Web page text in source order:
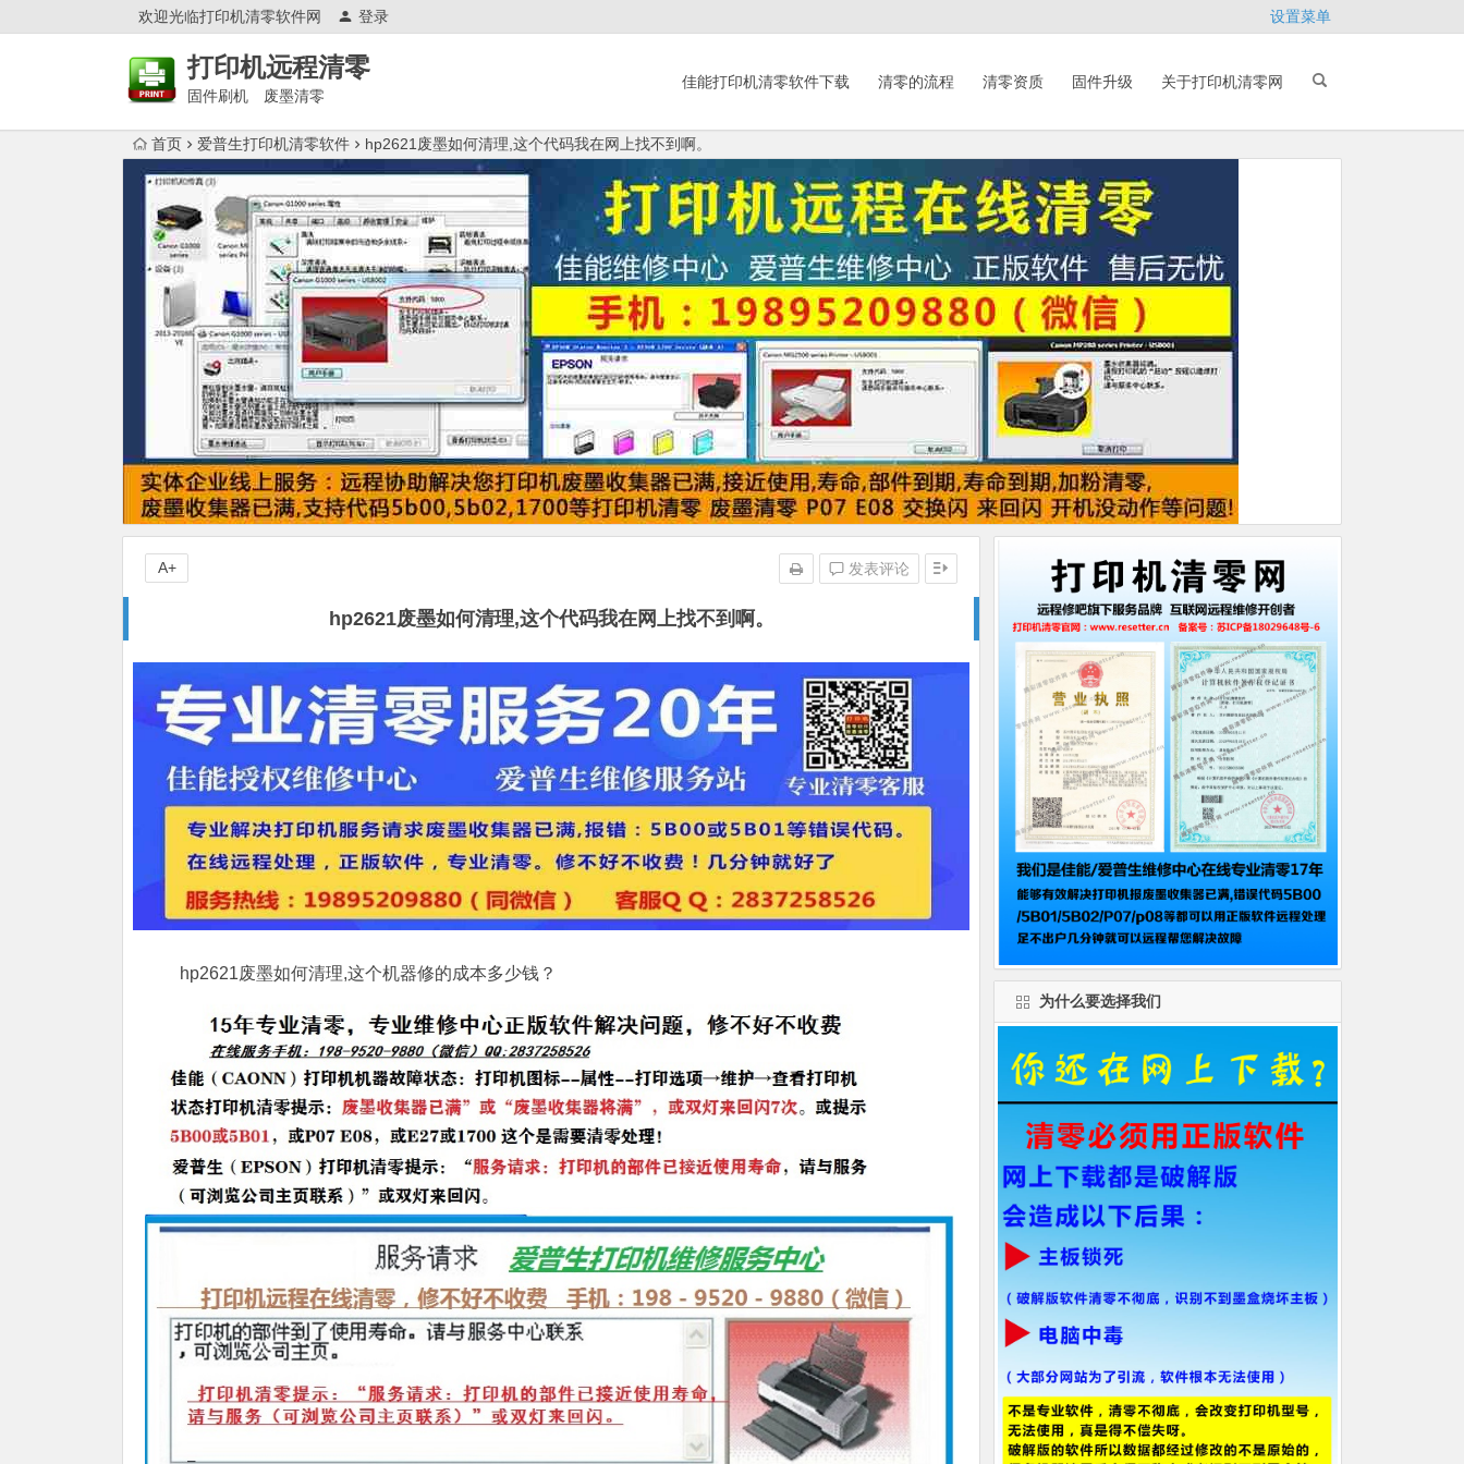
欢迎光临打印机清零软件网 登录 设置菜单
打印机远程清零
固件刷机 废墨清零
佳能打印机清零软件下载 清零的流程 清零资质 固件升级 关于打印机清零网
首页 爱普生打印机清零软件 hp2621废墨如何清理,这个代码我在网上找不到啊。
hp2621废墨如何清理,这个代码我在网上找不到啊。
发表评论
A+
hp2621废墨如何清理,这个机器修的成本多少钱？
为什么要选择我们